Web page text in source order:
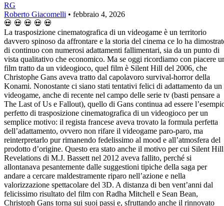
RG
Roberto Giacomelli • febbraio 4, 2026
💀 💀 💀 💀 💀
La trasposizione cinematografica di un videogame è un territorio
davvero spinoso da affrontare e la storia del cinema ce lo ha
di continuo con numerosi adattamenti fallimentari, sia da un punto di
vista qualitativo che economico. Ma se oggi ricordiamo con piacere
film tratto da un videogioco, quel film è Silent Hill del 2006, che
Christophe Gans aveva tratto dal capolavoro survival-horror della
Konami. Nonostante ci siano stati tentativi felici di adattamento da un
videogame, anche di recente nel campo delle serie tv (basti pensare a
The Last of Us e Fallout), quello di Gans continua ad essere
perfetto di trasposizione cinematografica di un videogioco per un
semplice motivo: il regista francese aveva trovato la formula perfetta
dell’adattamento, ovvero non rifare il videogame paro-paro, ma
reinterpretarlo pur rimanendo fedelissimo al mood e all’atmosfera del
prodotto d’origine. Questo era stato anche il motivo per cui Silent
Revelations di M.J. Bassett nel 2012 aveva fallito, perché si
allontanava pesantemente dalle suggestioni tipiche della saga per
andare a cercare maldestramente riparo nell’azione e nella
valorizzazione spettacolare del 3D. A distanza di ben vent’anni dal
felicissimo risultato del film con Radha Mitchell e Sean Bean,
Christoph Gans torna sui suoi passi e, sfruttando anche il rinnovato